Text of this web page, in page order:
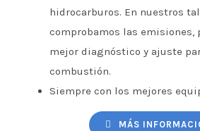
hidrocarburos. En nuestros
comprobamos las emisiones,
mejor diagnóstico y ajuste
combustión.
Siempre con los mejores
MÁS